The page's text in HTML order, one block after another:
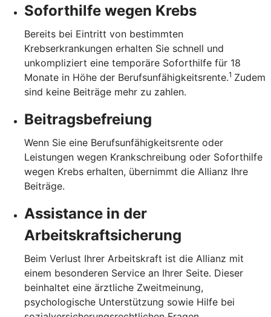
Soforthilfe wegen Krebs
Bereits bei Eintritt von bestimmten
Krebserkrankungen erhalten Sie schnell und
unkompliziert eine temporäre Soforthilfe für 18
Monate in Höhe der Berufsunfähigkeitsrente.1 Zudem
sind keine Beiträge mehr zu zahlen.
Beitragsbefreiung
Wenn Sie eine Berufsunfähigkeitsrente oder
Leistungen wegen Krankschreibung oder Soforthilfe
wegen Krebs erhalten, übernimmt die Allianz Ihre
Beiträge.
Assistance in der
Arbeitskraftsicherung
Beim Verlust Ihrer Arbeitskraft ist die Allianz mit
einem besonderen Service an Ihrer Seite. Dieser
beinhaltet eine ärztliche Zweitmeinung,
psychologische Unterstützung sowie Hilfe bei